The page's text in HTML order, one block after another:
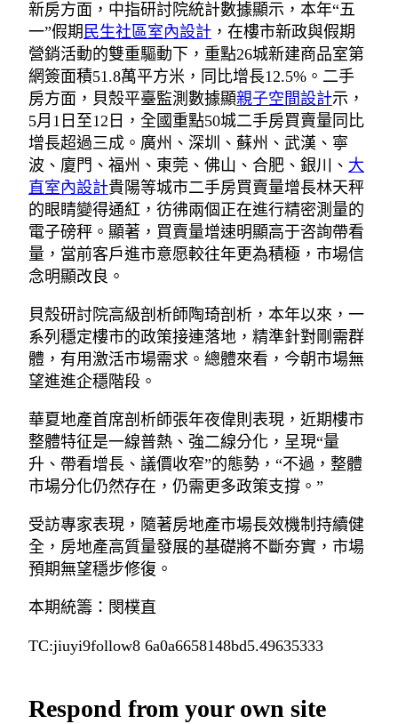
新房方面，中指研討院統計數據顯示，本年“五
一”假期 民生社區室內設計 ，在樓市新政與假期
營銷活動的雙重驅動下，重點26城新建商品室第
網簽面積51.8萬平方米，同比增長12.5%。二手
房方面，貝殼平臺監測數據顯親子空間設計示，
5月1日至12日，全國重點50城二手房買賣量同比
增長超過三成。廣州、深圳、蘇州、武漢、寧
波、廈門、福州、東莞、佛山、合肥、銀川、 大
直室內設計貴陽等城市二手房買賣量增長林天秤
的眼睛變得通紅，彷彿兩個正在進行精密測量的
電子磅秤。顯著，買賣量增速明顯高于咨詢帶看
量，當前客戶進市意愿較往年更為積極，市場信
念明顯改良。
貝殼研討院高級剖析師陶琦剖析，本年以來，一
系列穩定樓市的政策接連落地，精準針對剛需群
體，有用激活市場需求。總體來看，今朝市場無
望進進企穩階段。
華夏地產首席剖析師張年夜偉則表現，近期樓市
整體特征是一線普熱、強二線分化，呈現“量
升、帶看增長、議價收窄”的態勢，“不過，整體
市場分化仍然存在，仍需更多政策支撐。”
受訪專家表現，隨著房地產市場長效機制持續健
全，房地產高質量發展的基礎將不斷夯實，市場
預期無望穩步修復。
本期統籌：閔樸直
TC:jiuyi9follow8 6a0a6658148bd5.49635333
Respond from your own site